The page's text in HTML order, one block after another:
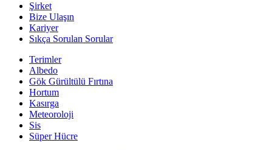
Şirket
Bize Ulaşın
Kariyer
Sıkça Sorulan Sorular
Terimler
Albedo
Gök Gürültülü Fırtına
Hortum
Kasırga
Meteoroloji
Sis
Süper Hücre